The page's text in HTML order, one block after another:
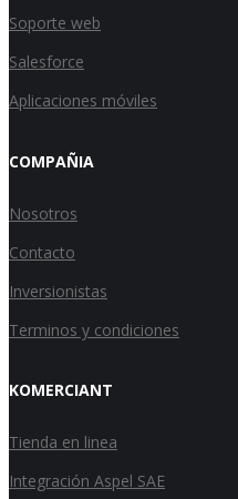
Soporte web
Salesforce
Aplicaciones móviles
COMPAÑIA
Nosotros
Contacto
Inversionistas
Terminos y condiciones
KOMERCIANT
Tienda en linea
Integración Aspel SAE